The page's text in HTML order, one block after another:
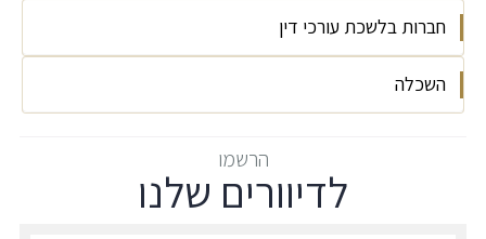
נדל"ן
התחדשות עירונית
קבוצות רכישה
חברות בלשכת עורכי דין
2023השכלה
אוניברסיטת חיפה, LL.M (אזרחי-מנהלי) תוכנית
מצטיינים, שנת 2021.
אוניברסיטת חיפה, LL.B, שנת 2021.
הרשמו
לדיוורים שלנו